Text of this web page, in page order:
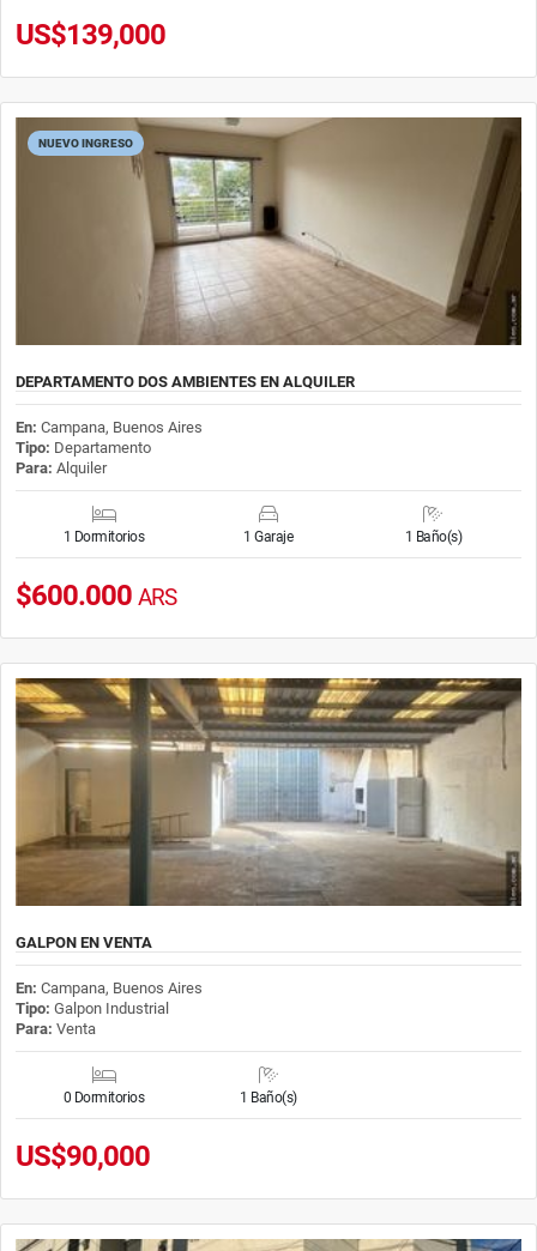
US$139,000
NUEVO INGRESO
DEPARTAMENTO DOS AMBIENTES EN ALQUILER
En: Campana, Buenos Aires
Tipo: Departamento
Para: Alquiler
1 Dormitorios 1 Garaje 1 Baño(s)
$600.000 ARS
GALPON EN VENTA
En: Campana, Buenos Aires
Tipo: Galpon Industrial
Para: Venta
0 Dormitorios 1 Baño(s)
US$90,000